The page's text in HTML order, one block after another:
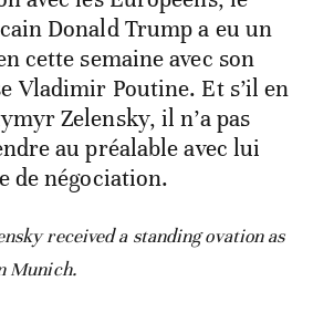
Donald Trump a eu un
cette semaine avec son
Vladimir Poutine. Et s’il en
Zelensky, il n’a pas
au préalable avec lui
de négociation.
received a standing ovation as
Munich.